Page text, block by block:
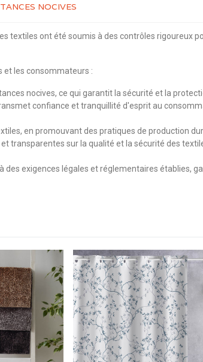
NOCIVES
textiles ont été soumis à des contrôles rigoureux
et les consommateurs :
nocives, ce qui garantit la sécurité et la
confiance et tranquillité d'esprit au
en promouvant des pratiques de production
transparentes sur la qualité et la sécurité des
des exigences légales et réglementaires établies,